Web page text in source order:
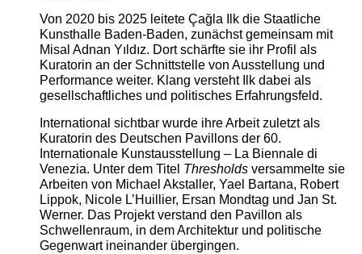
Von 2020 bis 2025 leitete Çağla Ilk die Staatliche
Kunsthalle Baden-Baden, zunächst gemeinsam mit
Misal Adnan Yıldız. Dort schärfte sie ihr Profil als
Kuratorin an der Schnittstelle von Ausstellung und
Performance weiter. Klang versteht Ilk dabei als
gesellschaftliches und politisches Erfahrungsfeld.
International sichtbar wurde ihre Arbeit zuletzt als
Kuratorin des Deutschen Pavillons der 60.
Internationale Kunstausstellung – La Biennale di
Venezia. Unter dem Titel Thresholdsversammelte sie
Arbeiten von Michael Akstaller, Yael Bartana, Robert
Lippok, Nicole L’Huillier, Ersan Mondtag und Jan St.
Werner. Das Projekt verstand den Pavillon als
Schwellenraum, in dem Architektur und politische
Gegenwart ineinander übergingen.